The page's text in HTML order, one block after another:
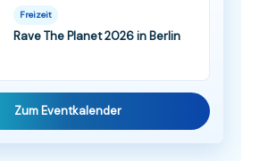
Freizeit
Rave The Planet 2026 in Berlin
Zum Eventkalender